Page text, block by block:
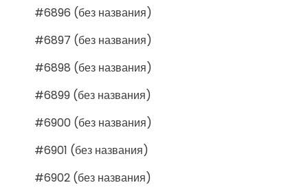
#6896 (без названия)
#6897 (без названия)
#6898 (без названия)
#6899 (без названия)
#6900 (без названия)
#6901 (без названия)
#6902 (без названия)